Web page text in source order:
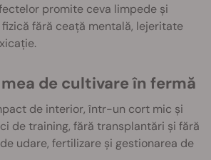
promite ceva limpede și
fără ceață mentală, lejeritate
mea de cultivare în fermă
de interior, într-un cort mic și
de training, fără transplantări și fără
udare, fertilizare și gestionarea de